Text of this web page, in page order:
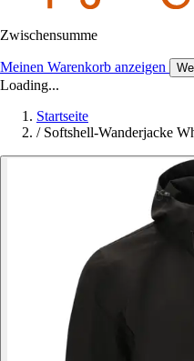
Zwischensumme
Meinen Warenkorb anzeigen
Loading...
Startseite
/ Softshell-Wanderjacke